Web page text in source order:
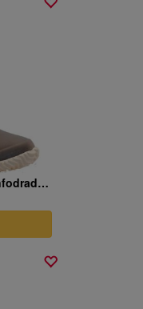
Råå design Neoprenfodrad Gummistövel svart